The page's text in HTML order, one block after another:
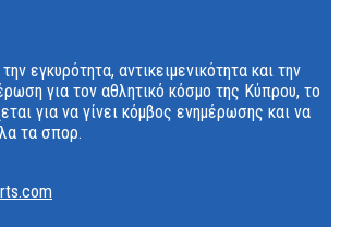
εγκυρότητα, αντικειμενικότητα και την
για τον αθλητικό κόσμο της Κύπρου, το
για να γίνει κόμβος ενημέρωσης και να
τα σπορ.